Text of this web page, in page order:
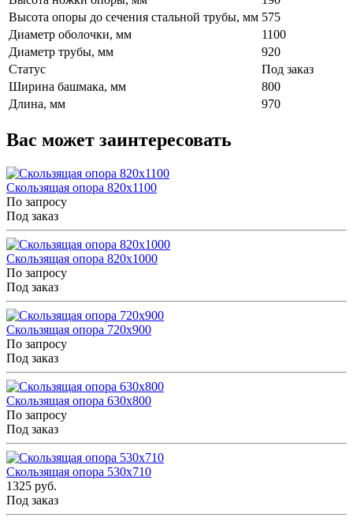
Высота опоры до сечения стальной трубы, мм 575
Диаметр оболочки, мм
1100
Диаметр трубы, мм
920
Статус
Под заказ
Ширина башмака, мм
800
Длина, мм
970
Вас может заинтересовать
Скользящая опора 820x1100
По запросу
Под заказ
Скользящая опора 820x1000
По запросу
Под заказ
Скользящая опора 720x900
По запросу
Под заказ
Скользящая опора 630x800
По запросу
Под заказ
Скользящая опора 530x710
1325 руб.
Под заказ